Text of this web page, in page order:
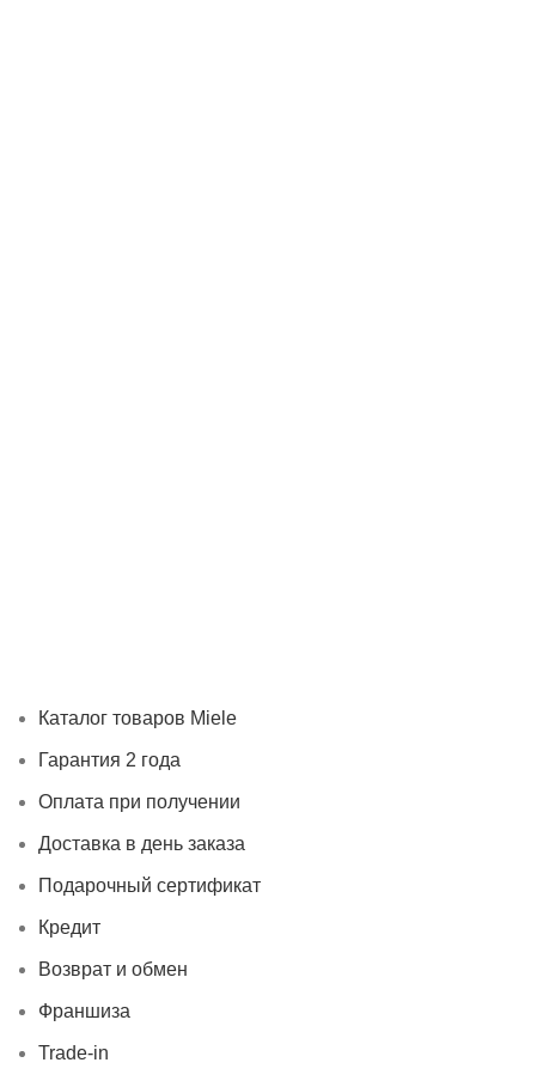
Каталог товаров Miele
Гарантия 2 года
Оплата при получении
Доставка в день заказа
Подарочный сертификат
Кредит
Возврат и обмен
Франшиза
Trade-in